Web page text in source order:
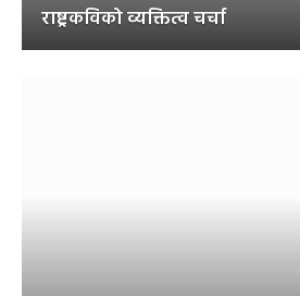
राष्ट्रकविको व्यक्तित्व चर्चा